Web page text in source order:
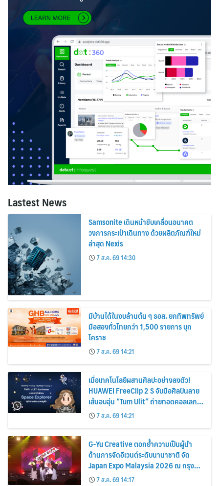
Lastest News
Samsonite เดินหน้าขับเคลื่อนอนาคต
วงการกระเป๋าเดินทาง ด้วยผลิตภัณฑ์ใหม่
ล่าสุด Nexis
7 ส.ค. 69 14:30
มีบ้านได้ในงบล้านต้น ๆ ธอส. ยกทัพทรัพย์
มือสองทั่วไทยกว่า 1,500 รายการ บุก
โคราช
7 ส.ค. 69 14:21
เมื่อเทคโนโลยีผสานศิลปะอย่างลงตัว!
HUAWEI FreeClip 2 S จับมือศิลปินลาย
เส้นอบอุ่น “Tum Ulit” ถ่ายทอดคอลเลก
ชันพิเศษ “Space Explorer” สลักลายเส้น
บนเคสหูฟัง
7 ส.ค. 69 14:21
G-Yu Creative ตอกย้ำความเป็นผู้นำ
ด้านการจัดอีเวนต์ระดับนานาชาติ จัด
Japan Expo Malaysia 2026 ณ กรุง
กัวลาลัมเปอร์อย่างยิ่งใหญ่
7 ส.ค. 69 14:17